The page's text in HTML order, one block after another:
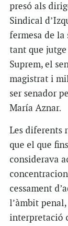
presó als
Sindical
fermesa de la
tant que
Suprem, el
magistrat i
ser senador
María Aznar.
Les diferents
que el que
considerava
cessament
l’àmbit
interpretació